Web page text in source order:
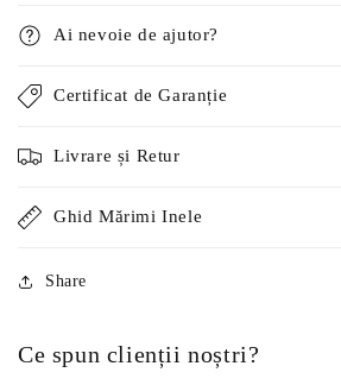
Ai nevoie de ajutor?
Certificat de Garanție
Livrare și Retur
Ghid Mărimi Inele
Share
Ce spun clienții noștri?